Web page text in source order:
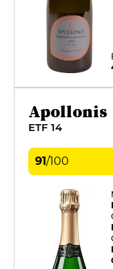
Apollonis
ETF 14
91/100